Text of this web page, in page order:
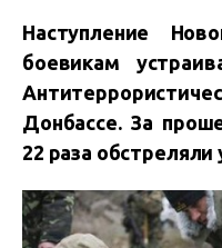
Наступление
боевикам
Донбассе. За
22 раза обстреляли